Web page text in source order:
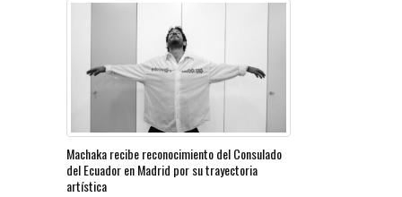
Machaka recibe reconocimiento del Consulado
del Ecuador en Madrid por su trayectoria
artística